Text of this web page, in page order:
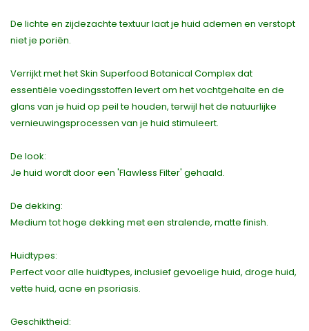
De lichte en zijdezachte textuur laat je huid ademen en verstopt
niet je poriën.
Verrijkt met het Skin Superfood Botanical Complex dat
essentiële voedingsstoffen levert om het vochtgehalte en de
glans van je huid op peil te houden, terwijl het de natuurlijke
vernieuwingsprocessen van je huid stimuleert.
De look:
Je huid wordt door een 'Flawless Filter' gehaald.
De dekking:
Medium tot hoge dekking met een stralende, matte finish.
Huidtypes:
Perfect voor alle huidtypes, inclusief gevoelige huid, droge huid,
vette huid, acne en psoriasis.
Geschiktheid: